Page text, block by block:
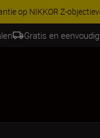
maak je kit
Gratis en